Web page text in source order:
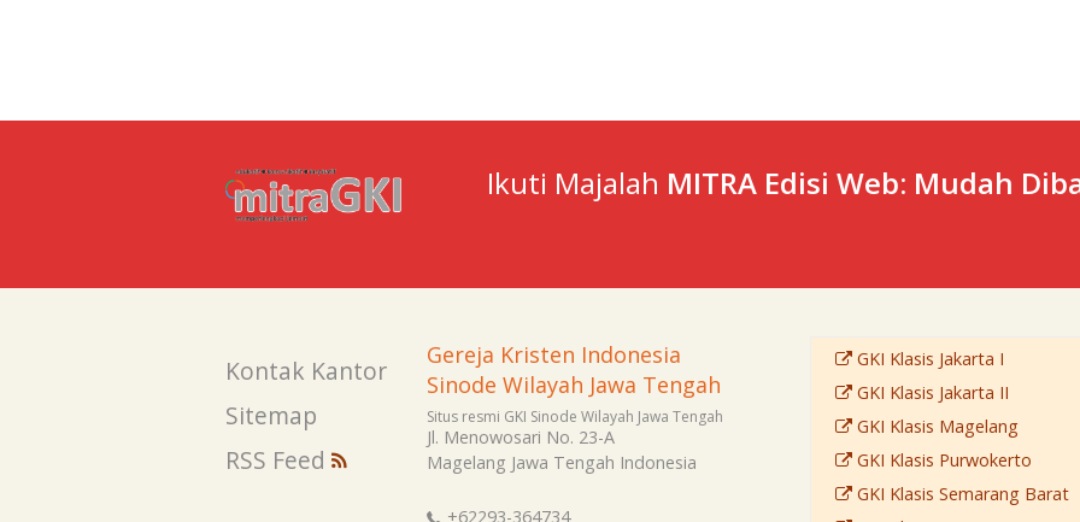
Ikuti Majalah MITRA Edisi Web: Mudah
Kontak Kantor
Sitemap
RSS Feed
Gereja Kristen Indonesia
Sinode Wilayah Jawa Tengah
Situs resmi GKI Sinode Wilayah Jawa Tengah
Jl. Menowosari No. 23-A
Magelang Jawa Tengah Indonesia
+62293-364734
GKI Klasis Jakarta I
GKI Klasis Jakarta II
GKI Klasis Magelang
GKI Klasis Purwokerto
GKI Klasis Semarang Barat